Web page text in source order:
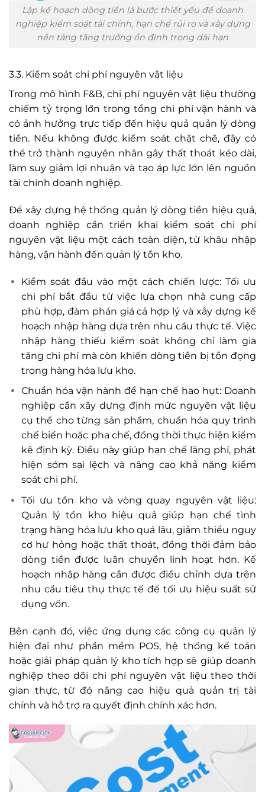
Lập kế hoạch dòng tiền là bước thiết yếu để doanh
nghiệp kiểm soát tài chính, hạn chế rủi ro và xây dựng
nền tảng tăng trưởng ổn định trong dài hạn
3.3. Kiểm soát chi phí nguyên vật liệu
Trong mô hình F&B, chi phí nguyên vật liệu thường
chiếm tỷ trọng lớn trong tổng chi phí vận hành và
có ảnh hưởng trực tiếp đến hiệu quả quản lý dòng
tiền. Nếu không được kiểm soát chặt chẽ, đây có
thể trở thành nguyên nhân gây thất thoát kéo dài,
làm suy giảm lợi nhuận và tạo áp lực lớn lên nguồn
tài chính doanh nghiệp.
Để xây dựng hệ thống quản lý dòng tiền hiệu quả,
doanh nghiệp cần triển khai kiểm soát chi phí
nguyên vật liệu một cách toàn diện, từ khâu nhập
hàng, vận hành đến quản lý tồn kho.
Kiểm soát đầu vào một cách chiến lược: Tối ưu
chi phí bắt đầu từ việc lựa chọn nhà cung cấp
phù hợp, đàm phán giá cả hợp lý và xây dựng kế
hoạch nhập hàng dựa trên nhu cầu thực tế. Việc
nhập hàng thiếu kiểm soát không chỉ làm gia
tăng chi phí mà còn khiến dòng tiền bị tồn đọng
trong hàng hóa lưu kho.
Chuẩn hóa vận hành để hạn chế hao hụt: Doanh
nghiệp cần xây dựng định mức nguyên vật liệu
cụ thể cho từng sản phẩm, chuẩn hóa quy trình
chế biến hoặc pha chế, đồng thời thực hiện kiểm
kê định kỳ. Điều này giúp hạn chế lãng phí, phát
hiện sớm sai lệch và nâng cao khả năng kiểm
soát chi phí.
Tối ưu tồn kho và vòng quay nguyên vật liệu:
Quản lý tồn kho hiệu quả giúp hạn chế tình
trạng hàng hóa lưu kho quá lâu, giảm thiểu nguy
cơ hư hỏng hoặc thất thoát, đồng thời đảm bảo
dòng tiền được luân chuyển linh hoạt hơn. Kế
hoạch nhập hàng cần được điều chỉnh dựa trên
nhu cầu tiêu thụ thực tế để tối ưu hiệu suất sử
dụng vốn.
Bên cạnh đó, việc ứng dụng các công cụ quản lý
hiện đại như phần mềm POS, hệ thống kế toán
hoặc giải pháp quản lý kho tích hợp sẽ giúp doanh
nghiệp theo dõi chi phí nguyên vật liệu theo thời
gian thực, từ đó nâng cao hiệu quả quản trị tài
chính và hỗ trợ ra quyết định chính xác hơn.